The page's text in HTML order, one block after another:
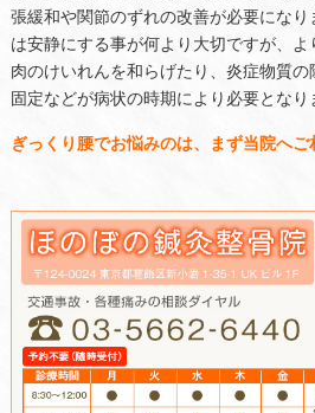
張緩和や関節のずれの改善が必要にな
は安静にする事が何より大切ですが、
肉のけいれんを和らげたり、炎症物質
固定などが病状の時期により必要となり
ぎっくり腰でお悩みのは、まず当院へご